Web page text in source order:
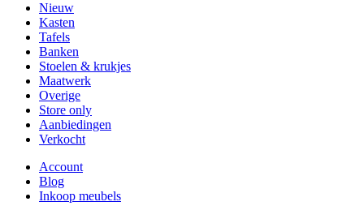
Nieuw
Kasten
Tafels
Banken
Stoelen & krukjes
Maatwerk
Overige
Store only
Aanbiedingen
Verkocht
Account
Blog
Inkoop meubels